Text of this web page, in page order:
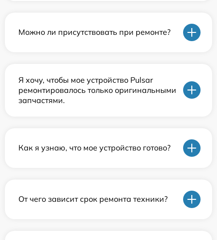
Можно ли присутствовать при ремонте?
Я хочу, чтобы мое устройство Pulsar
ремонтировалось только оригинальными
запчастями.
Как я узнаю, что мое устройство готово?
От чего зависит срок ремонта техники?